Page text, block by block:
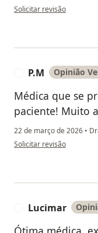
na opinião do utilizador BFS
Solicitar revisão
P.M Opinião
Médica que se
paciente! Muito
22 de março de 2026 •
na opinião do utilizador P.M
Solicitar revisão
Lucimar